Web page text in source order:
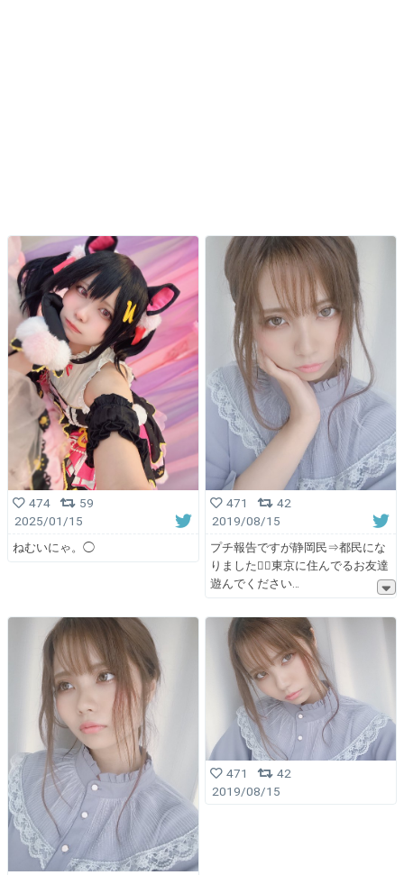
474
59
2025/01/15
ねむいにゃ。◯
471
42
2019/08/15
プチ報告ですが静岡民⇒都民にな
りました🙆‍♀️東京に住んでるお友達
遊んでください
471
42
2019/08/15